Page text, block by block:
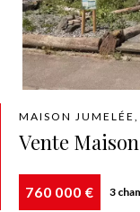
MAISON
Vente
760 000 € 3